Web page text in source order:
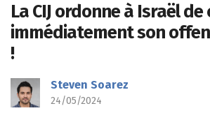
La CIJ ordonne à Israël de
immédiatement son
!
Steven Soarez
24/05/2024